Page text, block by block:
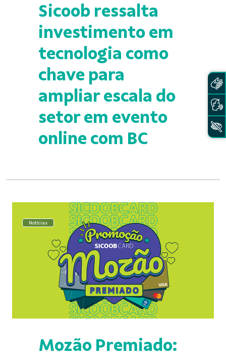
Sicoob ressalta
investimento em
tecnologia como
chave para
ampliar escala do
setor em evento
online com BC
Notícias
Mozão Premiado: